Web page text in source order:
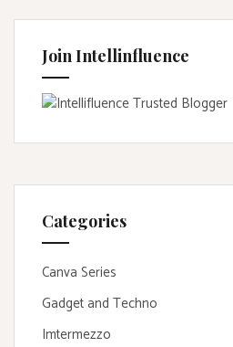
Join Intellinfluence
Categories
Canva Series
Gadget and Techno
Imtermezzo